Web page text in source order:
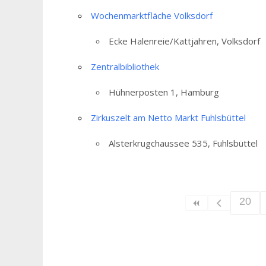
Wochenmarktfläche Volksdorf
Ecke Halenreie/Kattjahren, Volksdorf
Zentralbibliothek
Hühnerposten 1, Hamburg
Zirkuszelt am Netto Markt Fuhlsbüttel
Alsterkrugchaussee 535, Fuhlsbüttel
20